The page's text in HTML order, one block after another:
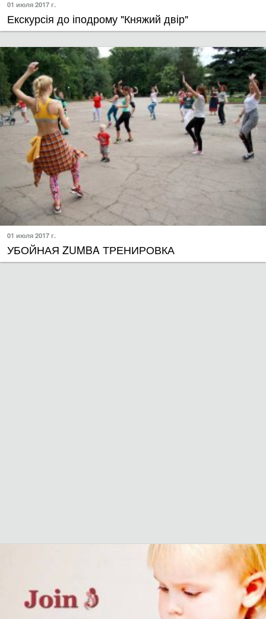
Екскурсія до іподрому "Княжий двір"
01 июля 2017 г.
УБОЙНАЯ ZUMBA ТРЕНИРОВКА